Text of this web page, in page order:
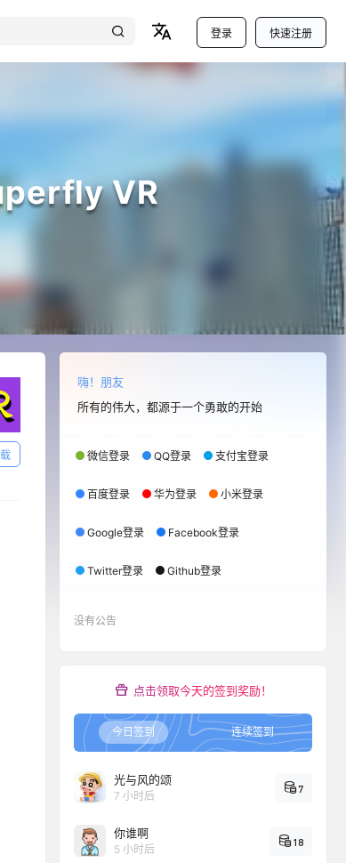
登录 快速注册
VR
嗨！朋友
所有的伟大，都源于一个勇敢的开始
微信登录 QQ登录 支付宝登录
百度登录 华为登录 小米登录
Google登录 Facebook登录
Twitter登录 Github登录
没有公告
点击领取今天的签到奖励！
今日签到 连续签到
光与风的颂
7 小时后
7
你谁啊
5 小时后
18